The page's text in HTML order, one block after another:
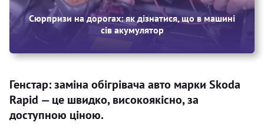
Сюрпризи на дорогах: як дізнатися, що в машині
сів акумулятор
Генстар: заміна обігрівача авто марки Skoda
Rapid — це швидко, високоякісно, за
доступною ціною.